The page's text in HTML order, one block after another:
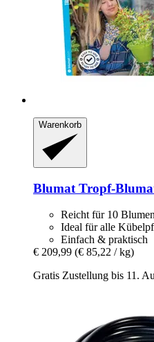
Warenkorb
Blumat Tropf-​
Reicht für 10
Ideal für alle
Einfach & praktisch
€ 209,99 (€ 85,22 / kg)
Gratis Zustellung bis 11.